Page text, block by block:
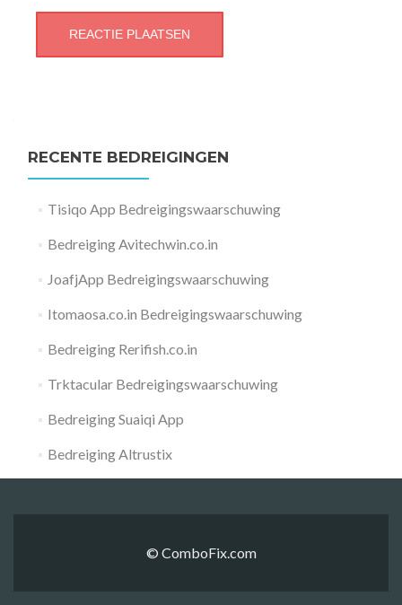
RECENTE BEDREIGINGEN
Tisiqo App Bedreigingswaarschuwing
Bedreiging Avitechwin.co.in
JoafjApp Bedreigingswaarschuwing
Itomaosa.co.in Bedreigingswaarschuwing
Bedreiging Rerifish.co.in
Trktacular Bedreigingswaarschuwing
Bedreiging Suaiqi App
Bedreiging Altrustix
© ComboFix.com